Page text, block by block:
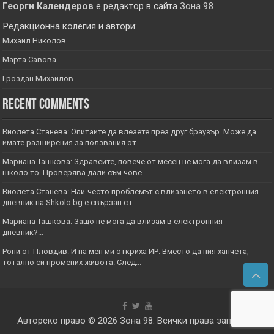
Георги Календеров е редактор в сайтаЗона 98.
Редакционна колегия и автори:
Михаил Николов
Марта Савова
Гроздан Михайлов
Recent Comments
Виолета Станева: Опитайте да влезете през друг браузър. Може да
имате разширения за ползвания от...
Мариана Ташкова: Здравейте, повече от месец не мога да влизам в
школо то. Проверява дали съм чове...
Виолета Станева: Най-често проблемът с влизането в електронния
дневник на Shkolo.bg е свързан с г...
Мариана Ташкова: Защо не мога да влизам в електронния
дневник?...
Рони от Пловдив: И на мен ми откриха ИР. Вместо да пия хапчета,
тотално си промених живота. След...
Авторско право © 2026 Зона 98. Всички права запазени.